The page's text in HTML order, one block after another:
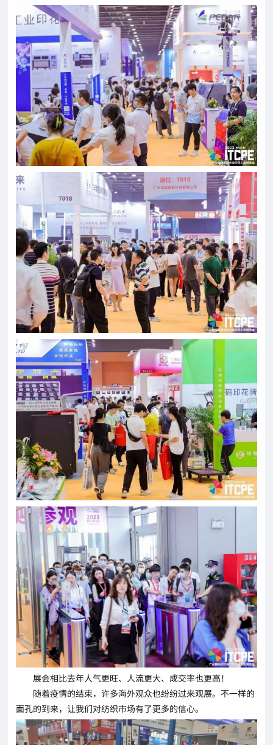
展会相比去年人气更旺、人流更大、成交率也更高！
随着疫情的结束，许多海外观众也纷纷过来观展。不一样的
面孔的到来，让我们对纺织市场有了更多的信心。